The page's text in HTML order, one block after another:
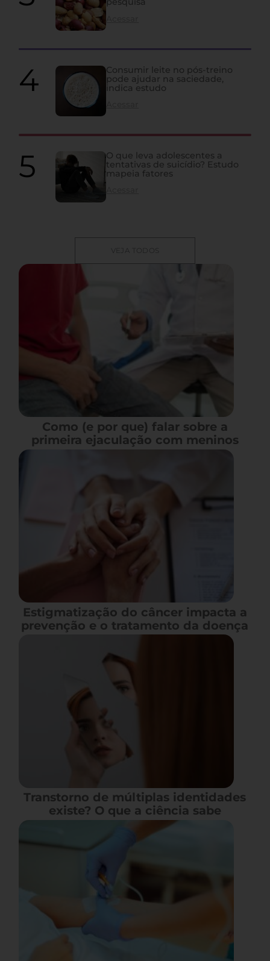
Consumir leite no pós-treino
pode ajudar na saciedade,
indica estudo
O que leva adolescentes a
tentativas de suicídio? Estudo
mapeia fatores
VEJA TODOS
Como (e por que) falar sobre a
primeira ejaculação com meninos
Estigmatização do câncer impacta a
prevenção e o tratamento da doença
Transtorno de múltiplas identidades
existe? O que a ciência sabe